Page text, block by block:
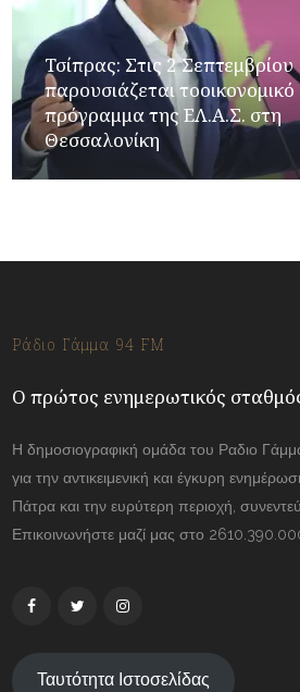
Τσίπρας: Στις 2 Σεπτεμβρίου
παρουσιάζεται τοοικονομικό
πρόγραμμα της ΕΛ.Α.Σ. στη
Θεσσαλονίκη
Ράδιο Γάμμα 94 FM
Ο πρώτος ενημερωτικός
Η δημοσιογραφική ομάδα του Ραδιο Γάμμα
για την αντικειμενική και έγκυρη
Πάτρα και την ευρύτερη περιοχή,
Επικοινωνήστε μαζί μας στο
Ταυτότητα Ιστοσελίδας